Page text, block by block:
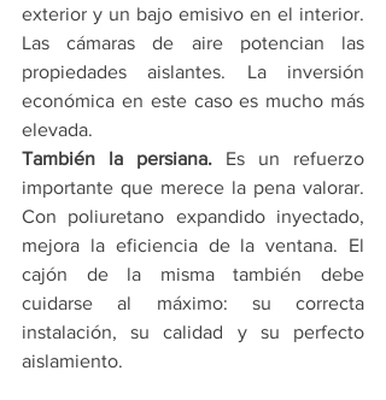
exterior y un bajo emisivo en el interior.
Las cámaras de aire potencian las
propiedades aislantes. La inversión
económica en este caso es mucho más
elevada.
También la persiana. Es un refuerzo
importante que merece la pena valorar.
Con poliuretano expandido inyectado,
mejora la eficiencia de la ventana. El
cajón de la misma también debe
cuidarse al máximo: su correcta
instalación, su calidad y su perfecto
aislamiento.